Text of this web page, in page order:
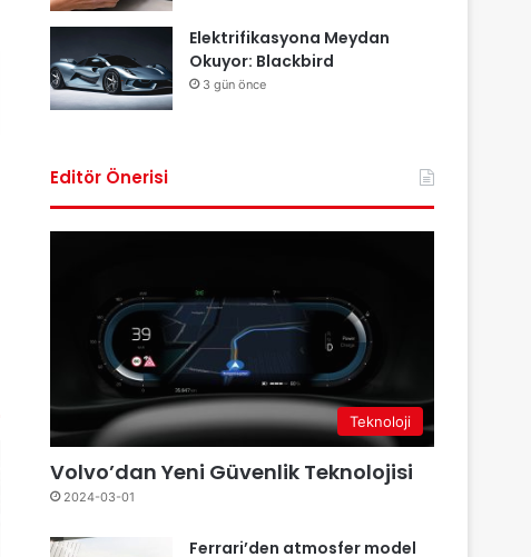
Elektrifikasyona Meydan
Okuyor: Blackbird
3 gün önce
Editör Önerisi
Teknoloji
Volvo’dan Yeni Güvenlik Teknolojisi
2024-03-01
Ferrari’den atmosfer model